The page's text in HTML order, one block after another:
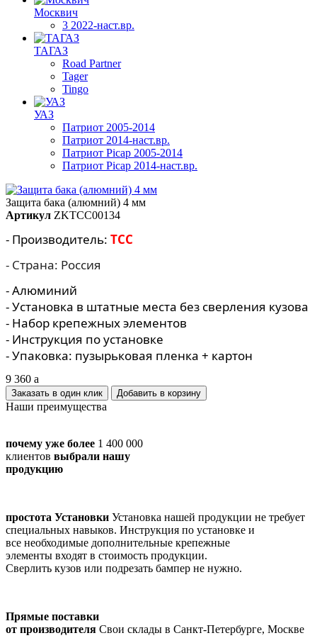
Москвич
3 2022-наст.вр.
ТАГАЗ
Road Partner
Tager
Tingo
УАЗ
Патриот 2005-2014
Патриот 2014-наст.вр.
Патриот Picap 2005-2014
Патриот Picap 2014-наст.вр.
Защита бака (алюмний) 4 мм
Артикул ZKTCC00134
- Производитель: TCC
- Страна: Россия
- Алюминий
- Установка в штатные места без сверления кузова
- Набор крепежных элементов
- Инструкция по установке
- Упаковка: пузырьковая пленка + картон
9 360 a
Заказать в один клик
Наши преимущества
почему уже более 1 400 000
клиентов выбрали нашу
продукцию
простота Установки Установка нашей продукции не требует
специальных навыков. Инструкция по установке и
все необходимые дополнительные крепежные
элементы входят в стоимость продукции.
Сверлить кузов или подрезать бампер не нужно.
Прямые поставки
от производителя Cвои склады в Санкт-Петербурге, Москве